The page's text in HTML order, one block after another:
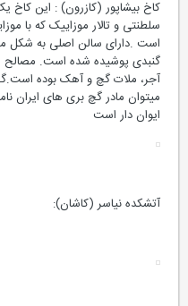
کاخ بیشاپور (کازرون) : این کاخ
سلطنتی و تالار موزاییک که با
گنبدی پوشیده شده است. مصالح
ایوان دار است